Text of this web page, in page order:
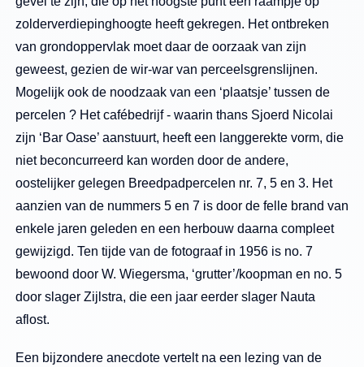
zolderverdiepinghoogte heeft gekregen. Het ontbreken
van grondoppervlak moet daar de oorzaak van zijn
geweest, gezien de wir-war van perceelsgrenslijnen.
Mogelijk ook de noodzaak van een ‘plaatsje’ tussen de
percelen ? Het cafébedrijf - waarin thans Sjoerd Nicolai
zijn ‘Bar Oase’ aanstuurt, heeft een langgerekte vorm, die
niet beconcurreerd kan worden door de andere,
oostelijker gelegen Breedpadpercelen nr. 7, 5 en 3. Het
aanzien van de nummers 5 en 7 is door de felle brand van
enkele jaren geleden en een herbouw daarna compleet
gewijzigd. Ten tijde van de fotograaf in 1956 is no. 7
bewoond door W. Wiegersma, ‘grutter’/koopman en no. 5
door slager Zijlstra, die een jaar eerder slager Nauta
aflost.
Een bijzondere anecdote vertelt na een lezing van de